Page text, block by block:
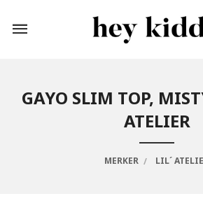
innholdet
GAYO SLIM TOP,
ATELIER
MERKER LIL´